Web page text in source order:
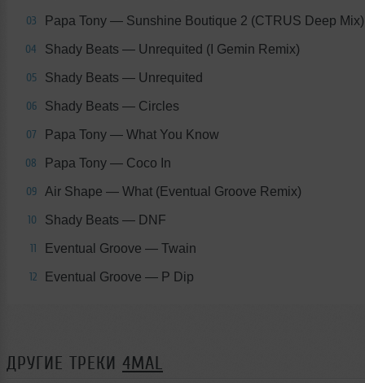
03 Papa Tony — Sunshine Boutique 2 (CTRUS Deep Mix)
04 Shady Beats — Unrequited (I Gemin Remix)
05 Shady Beats — Unrequited
06 Shady Beats — Circles
07 Papa Tony — What You Know
08 Papa Tony — Coco In
09 Air Shape — What (Eventual Groove Remix)
10 Shady Beats — DNF
11 Eventual Groove — Twain
12 Eventual Groove — P Dip
ДРУГИЕ ТРЕКИ 4MAL